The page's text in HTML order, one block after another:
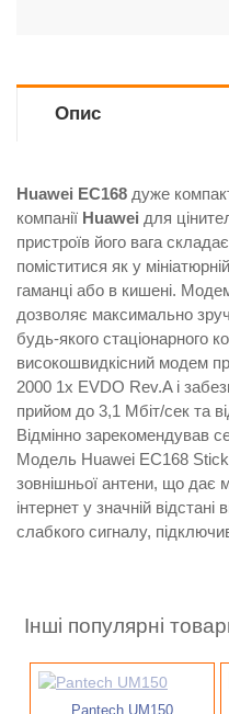
Опис
Huawei EC168 дуже
компанії Huawei для
пристроїв його вага
поміститися як у
гаманці або в кишені.
дозволяє максимально
будь-якого стаціонарного
високошвидкісний модем
2000 1x EVDO Rev.A і
прийом до 3,1 Мбіт/сек та
Відмінно зарекомендував
Модель Huawei EC168
зовнішньої антени, що дає
інтернет у значній відстані
слабкого сигналу,
Інші популярні
Pantech UM150